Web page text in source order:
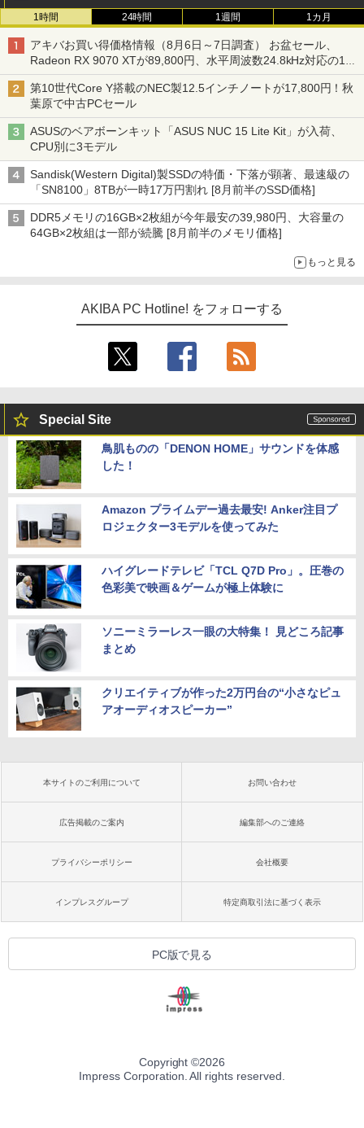
1時間 24時間 1週間 1カ月
アキバお買い得価格情報（8月6日～7日調査） お盆セール、
Radeon RX 9070 XTが89,800円、水平周波数24.8kHz対応の17
型モニターが9,801円、暑さ指数連動セール ほか
第10世代Core Y搭載のNEC製12.5インチノートが17,800円！秋
葉原で中古PCセール
ASUSのベアボーンキット「ASUS NUC 15 Lite Kit」が入荷、
CPU別に3モデル
Sandisk(Western Digital)製SSDの特価・下落が顕著、最速級の
「SN8100」8TBが一時17万円割れ [8月前半のSSD価格]
DDR5メモリの16GB×2枚組が今年最安の39,980円、大容量の
64GB×2枚組は一部が続騰 [8月前半のメモリ価格]
もっと見る
AKIBA PC Hotline! をフォローする
Special Site
鳥肌ものの「DENON HOME」サウンドを体感
した！
Amazon プライムデー過去最安! Anker注目プ
ロジェクター3モデルを使ってみた
ハイグレードテレビ「TCL Q7D Pro」。圧巻の
色彩美で映画＆ゲームが極上体験に
ソニーミラーレス一眼の大特集！ 見どころ記事
まとめ
クリエイティブが作った2万円台の“小さなピュ
アオーディオスピーカー”
本サイトのご利用について お問い合わせ
広告掲載のご案内 編集部へのご連絡
プライバシーポリシー 会社概要
インプレスグループ 特定商取引法に基づく表示
PC版で見る
Copyright ©2026
Impress Corporation. All rights reserved.